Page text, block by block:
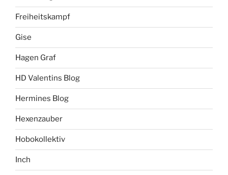
Freiheitskampf
Gise
Hagen Graf
HD Valentins Blog
Hermines Blog
Hexenzauber
Hobokollektiv
Inch